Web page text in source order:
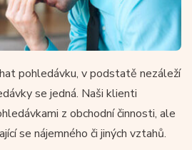
pohledávku, v podstatě nezáleží
se jedná. Naši klienti
z obchodní činnosti, ale
se nájemného či jiných vztahů.